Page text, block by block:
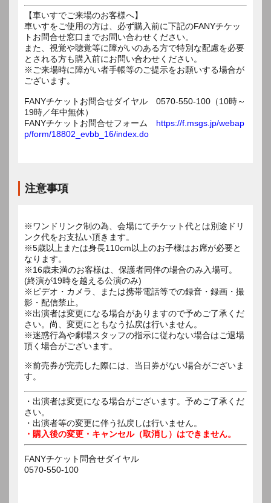
【車いすでご来場のお客様へ】
車いすをご使用の方は、必ず購入前に下記のFANYチケッ
トお問合せ窓口までお問い合わせください。
また、視覚や聴覚等に障がいのある方で特別な配慮を必要
とされる方も購入前にお問い合わせください。
※ご来場時に障がい者手帳等のご提示をお願いする場合が
ございます。
FANYチケットお問合せダイヤル 0570-550-100（10時～
19時／年中無休）
FANYチケットお問合せフォーム https://f.msgs.jp/webap
p/form/18802_evbb_16/index.do
注意事項
※ワンドリンク制の為、会場にてチケット代とは別途ドリ
ンク代をお支払い頂きます。
※5歳以上または身長110cm以上のお子様はお席が必要と
なります。
※16歳未満のお客様は、保護者同伴の場合のみ入場可。
(終演が19時を越える公演のみ)
※ビデオ・カメラ、または携帯電話等での録音・録画・撮
影・配信禁止。
※出演者は変更になる場合がありますので予めご了承くだ
さい。尚、変更にともなう払戻は行いません。
※迷惑行為や劇場スタッフの指示に従わない場合はご退場
頂く場合がございます。
※前売券が完売した際には、当日券がない場合がございま
す。
・出演者は変更になる場合がございます。予めご了承くだ
さい。
・出演者等の変更に伴う払戻しは行いません。
・購入後の変更・キャンセル（取消し）はできません。
FANYチケット問合せダイヤル
0570-550-100